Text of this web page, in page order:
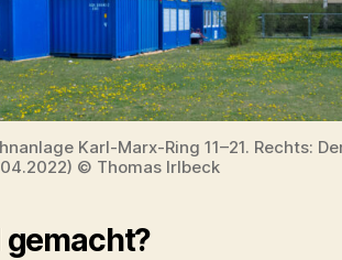
Karl-Marx-Ring 11–21. Rechts:
© Thomas Irlbeck
gemacht?